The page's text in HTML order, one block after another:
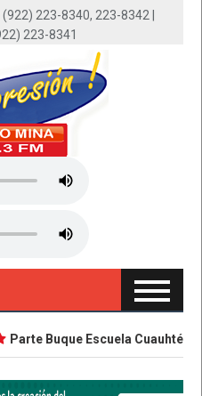
223-8340, 223-8342 |
223-8341
Buque Escuela Cuauhtémoc